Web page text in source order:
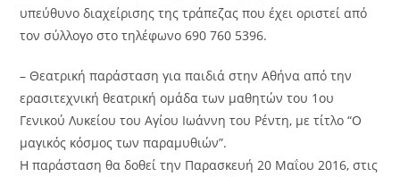
υπεύθυνο διαχείρισης της τράπεζας που έχει οριστεί από
τον σύλλογο στο τηλέφωνο 690 760 5396.
– Θεατρική παράσταση για παιδιά στην Αθήνα από την
ερασιτεχνική θεατρική ομάδα των μαθητών του 1ου
Γενικού Λυκείου του Αγίου Ιωάννη του Ρέντη, με τίτλο “Ο
μαγικός κόσμος των παραμυθιών”.
Η παράσταση θα δοθεί την Παρασκευή 20 Μαΐου 2016, στις